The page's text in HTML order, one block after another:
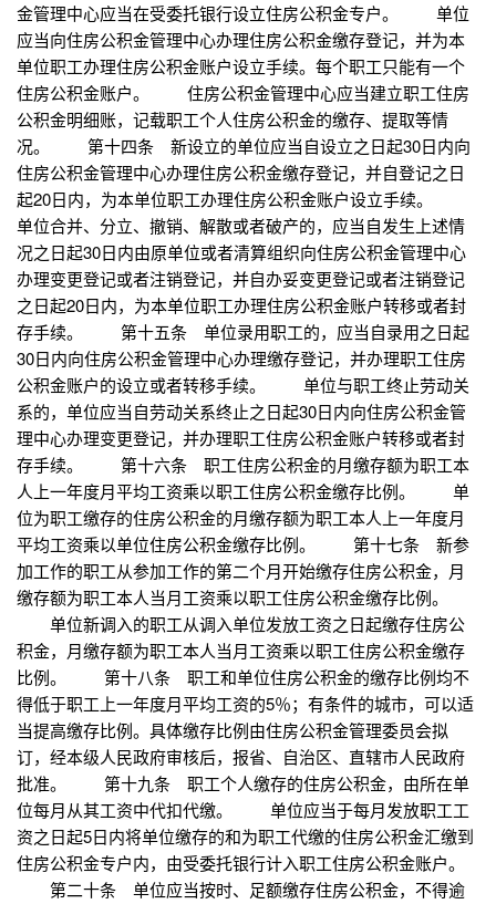
金管理中心应当在受委托银行设立住房公积金专户。 单位
应当向住房公积金管理中心办理住房公积金缴存登记，并为本
单位职工办理住房公积金账户设立手续。每个职工只能有一个
住房公积金账户。 住房公积金管理中心应当建立职工住房
公积金明细账，记载职工个人住房公积金的缴存、提取等情
况。 第十四条 新设立的单位应当自设立之日起30日内向
住房公积金管理中心办理住房公积金缴存登记，并自登记之日
起20日内，为本单位职工办理住房公积金账户设立手续。
单位合并、分立、撤销、解散或者破产的，应当自发生上述情
况之日起30日内由原单位或者清算组织向住房公积金管理中心
办理变更登记或者注销登记，并自办妥变更登记或者注销登记
之日起20日内，为本单位职工办理住房公积金账户转移或者封
存手续。 第十五条 单位录用职工的，应当自录用之日起
30日内向住房公积金管理中心办理缴存登记，并办理职工住房
公积金账户的设立或者转移手续。 单位与职工终止劳动关
系的，单位应当自劳动关系终止之日起30日内向住房公积金管
理中心办理变更登记，并办理职工住房公积金账户转移或者封
存手续。 第十六条 职工住房公积金的月缴存额为职工本
人上一年度月平均工资乘以职工住房公积金缴存比例。 单
位为职工缴存的住房公积金的月缴存额为职工本人上一年度月
平均工资乘以单位住房公积金缴存比例。 第十七条 新参
加工作的职工从参加工作的第二个月开始缴存住房公积金，月
缴存额为职工本人当月工资乘以职工住房公积金缴存比例。
单位新调入的职工从调入单位发放工资之日起缴存住房公
积金，月缴存额为职工本人当月工资乘以职工住房公积金缴存
比例。 第十八条 职工和单位住房公积金的缴存比例均不
得低于职工上一年度月平均工资的5％；有条件的城市，可以适
当提高缴存比例。具体缴存比例由住房公积金管理委员会拟
订，经本级人民政府审核后，报省、自治区、直辖市人民政府
批准。 第十九条 职工个人缴存的住房公积金，由所在单
位每月从其工资中代扣代缴。 单位应当于每月发放职工工
资之日起5日内将单位缴存的和为职工代缴的住房公积金汇缴到
住房公积金专户内，由受委托银行计入职工住房公积金账户。
第二十条 单位应当按时、足额缴存住房公积金，不得逾